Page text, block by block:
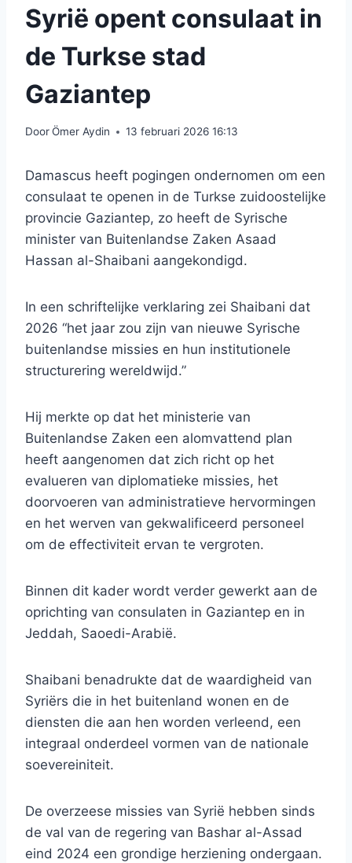
Syrië opent consulaat in
de Turkse stad
Gaziantep
DoorÖmer Aydin 13 februari 2026 16:13
Damascus heeft pogingen ondernomen om een
​​consulaat te openen in de Turkse zuidoostelijke
provincie Gaziantep, zo heeft de Syrische
minister van Buitenlandse Zaken Asaad
Hassan al-Shaibani aangekondigd.
In een schriftelijke verklaring zei Shaibani dat
2026 “het jaar zou zijn van nieuwe Syrische
buitenlandse missies en hun institutionele
structurering wereldwijd.”
Hij merkte op dat het ministerie van
Buitenlandse Zaken een alomvattend plan
heeft aangenomen dat zich richt op het
evalueren van diplomatieke missies, het
doorvoeren van administratieve hervormingen
en het werven van gekwalificeerd personeel
om de effectiviteit ervan te vergroten.
Binnen dit kader wordt verder gewerkt aan de
oprichting van consulaten in Gaziantep en in
Jeddah, Saoedi-Arabië.
Shaibani benadrukte dat de waardigheid van
Syriërs die in het buitenland wonen en de
diensten die aan hen worden verleend, een
integraal onderdeel vormen van de nationale
soevereiniteit.
De overzeese missies van Syrië hebben sinds
de val van de regering van Bashar al-Assad
eind 2024 een grondige herziening ondergaan.